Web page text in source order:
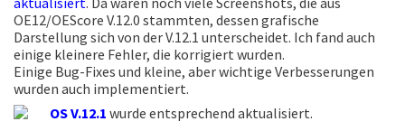
OE12/OEScore V.12.0 stammten, dessen grafische
Darstellung sich von der V.12.1 unterscheidet. Ich fand auch
einige kleinere Fehler, die korrigiert wurden.
Einige Bug-Fixes und kleine, aber wichtige Verbesserungen
wurden auch implementiert.
OS V.12.1 wurde entsprechend aktualisiert.